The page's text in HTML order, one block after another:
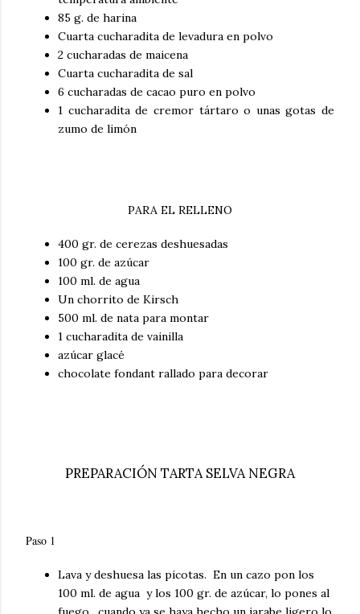
85 g. de harina
Cuarta cucharadita de levadura en polvo
2 cucharadas de maicena
Cuarta cucharadita de sal
6 cucharadas de cacao puro en polvo
1 cucharadita de cremor tártaro o unas gotas de
zumo de limón
PARA EL RELLENO
400 gr. de cerezas deshuesadas
100 gr. de azúcar
100 ml. de agua
Un chorrito de Kirsch
500 ml. de nata para montar
1 cucharadita de vainilla
azúcar glacé
chocolate fondant rallado para decorar
PREPARACIÓN TARTA SELVA NEGRA
Paso 1
Lava y deshuesa las picotas. En un cazo pon los
100 ml. de agua y los 100 gr. de azúcar, lo pones al